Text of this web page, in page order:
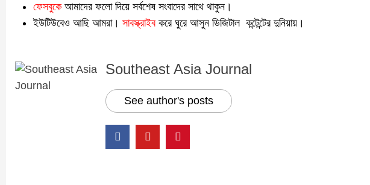
ফেসবুকেআমাদের ফলো দিয়ে সর্বশেষ সংবাদের সাথে থাকুন।
ইউটিউবেও আছি আমরা। সাবস্ক্রাইব করে ঘুরে আসুন ডিজিটাল কন্টেন্টের দুনিয়ায়।
Southeast Asia Journal
See author's posts